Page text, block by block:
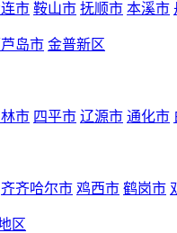
市 鞍山市 抚顺市 本溪市
岛市 金普新区
市 四平市 辽源市 通化市
齐齐哈尔市 鸡西市 鹤岗市
区